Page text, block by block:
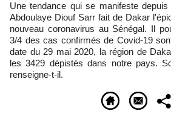
Une tendance qui se manifeste
Abdoulaye Diouf Sarr fait de Dakar
nouveau coronavirus au Sénégal. Il
3/4 des cas confirmés de Covid-19
date du 29 mai 2020, la région de
les 3429 dépistés dans notre pays.
renseigne-t-il.